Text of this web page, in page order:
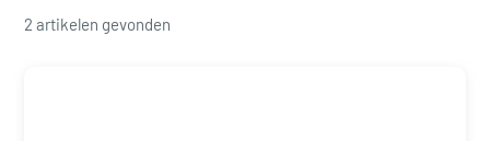
2 artikelen gevonden